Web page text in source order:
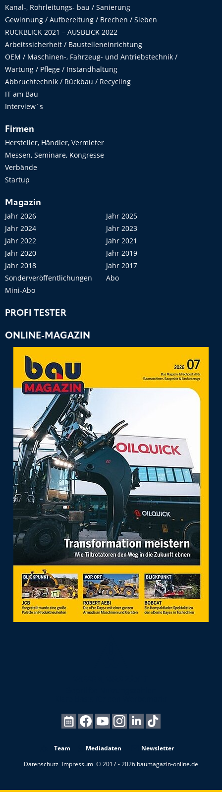
Kanal-, Rohrleitungs- bau / Sanierung
Gewinnung / Aufbereitung / Brechen / Sieben
RÜCKBLICK 2021 – AUSBLICK 2022
Arbeitssicherheit / Baustelleneinrichtung
OEM / Maschinen-, Fahrzeug- und Antriebstechnik /
Wartung / Pflege / Instandhaltung
Abbruchtechnik / Rückbau / Recycling
IT am Bau
Interview´s
Firmen
Hersteller, Händler, Vermieter
Messen, Seminare, Kongresse
Verbände
Startup
Magazin
Jahr 2026
Jahr 2025
Jahr 2024
Jahr 2023
Jahr 2022
Jahr 2021
Jahr 2020
Jahr 2019
Jahr 2018
Jahr 2017
Sonderveröffentlichungen
Abo
Mini-Abo
PROFI TESTER
ONLINE-MAGAZIN
Team Mediadaten
Newsletter
Datenschutz Impressum © 2017 - 2026 baumagazin-online.de